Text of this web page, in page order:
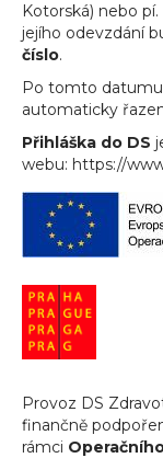
Kotorská) nebo
jejího odevzdání
číslo.
Po tomto
automaticky
Přihláška do DS
webu: https://
Provoz DS
finančně
rámci